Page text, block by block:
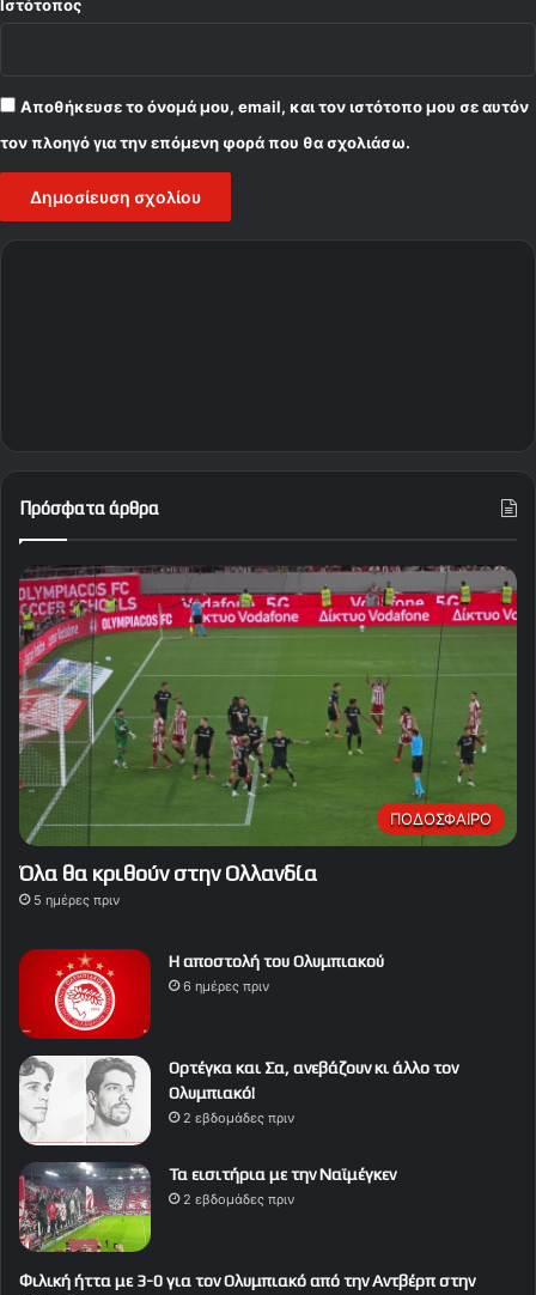
Ιστότοπος
Αποθήκευσε το όνομά μου, email, και τον ιστότοπο μου σε αυτόν
τον πλοηγό για την επόμενη φορά που θα σχολιάσω.
Πρόσφατα άρθρα
ΠΟΔΟΣΦΑΙΡΟ
Όλα θα κριθούν στην Ολλανδία
5 ημέρες πριν
Η αποστολή του Ολυμπιακού
6 ημέρες πριν
Ορτέγκα και Σα, ανεβάζουν κι άλλο τον
Ολυμπιακό!
2 εβδομάδες πριν
Τα εισιτήρια με την Ναϊμέγκεν
2 εβδομάδες πριν
Φιλική ήττα με 3-0 για τον Ολυμπιακό από την Αντβέρπ στην